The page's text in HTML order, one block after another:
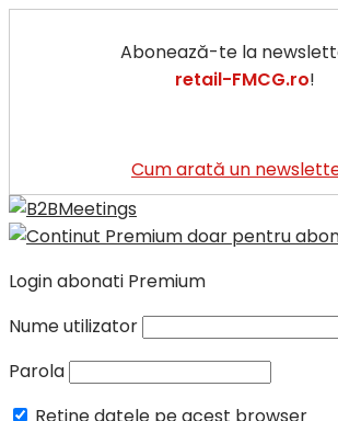
Abonează-te la
retail-FMCG.ro!
Cum arată un
Login abonati Premium
Nume utilizator
Parola